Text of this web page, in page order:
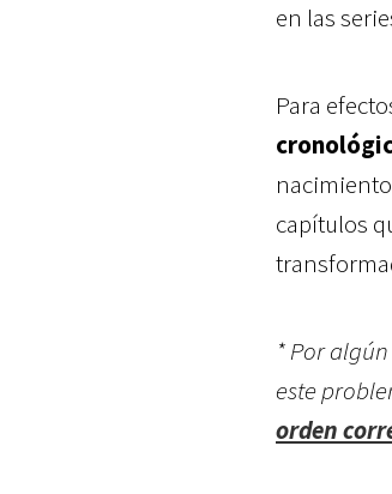
en las
Para
capítulos
* Por
este
orden